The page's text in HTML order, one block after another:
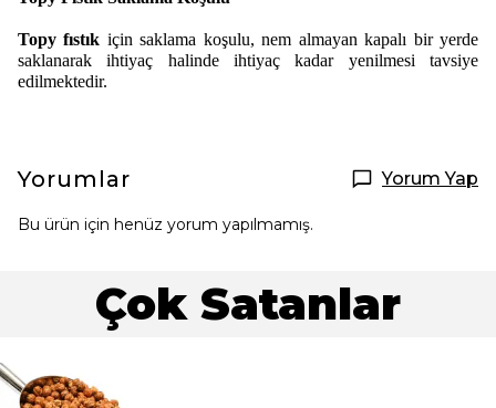
Topy fıstık için saklama koşulu, nem almayan kapalı bir yerde
saklanarak ihtiyaç halinde ihtiyaç kadar yenilmesi tavsiye
edilmektedir.
Yorumlar Yorum Yap
Bu ürün için henüz yorum yapılmamış.
Çok Satanlar